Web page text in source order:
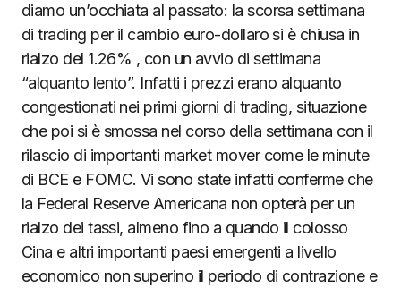
diamo un’occhiata al passato: la scorsa settimana
di trading per il cambio euro-dollaro si è chiusa in
rialzo del 1.26% , con un avvio di settimana
“alquanto lento”. Infatti i prezzi erano alquanto
congestionati nei primi giorni di trading, situazione
che poi si è smossa nel corso della settimana con il
rilascio di importanti market mover come le minute
di BCE e FOMC. Vi sono state infatti conferme che
la Federal Reserve Americana non opterà per un
rialzo dei tassi, almeno fino a quando il colosso
Cina e altri importanti paesi emergenti a livello
economico non superino il periodo di contrazione e